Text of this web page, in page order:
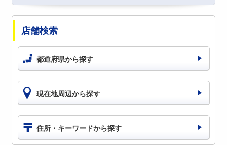
店舗検索
都道府県から探す
現在地周辺から探す
住所・キーワードから探す